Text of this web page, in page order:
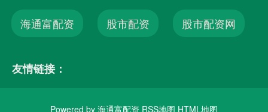
海通富配资 股市配资 股市配资网
友情链接：
Powered by 海通富配资 RSS地图 HTML地图